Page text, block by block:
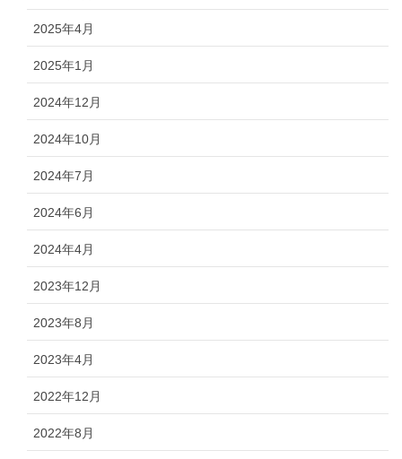
2025年4月
2025年1月
2024年12月
2024年10月
2024年7月
2024年6月
2024年4月
2023年12月
2023年8月
2023年4月
2022年12月
2022年8月